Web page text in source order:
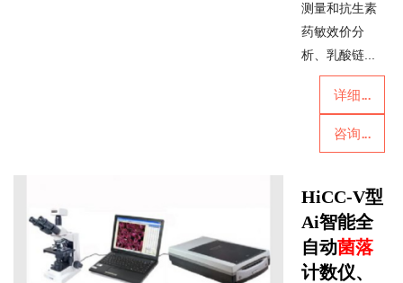
测量和抗生素
药敏效价分
析、乳酸链...
详细...
咨询...
HiCC-V型
Ai智能全
自动菌落
计数仪、